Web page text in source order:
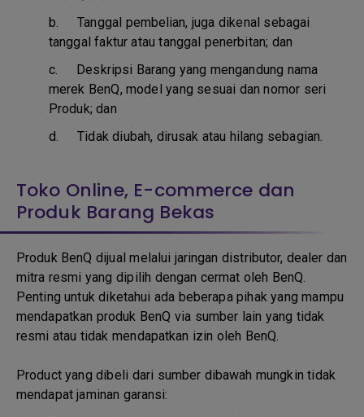
b. Tanggal pembelian, juga dikenal sebagai
tanggal faktur atau tanggal penerbitan; dan
c. Deskripsi Barang yang mengandung nama
merek BenQ, model yang sesuai dan nomor seri
Produk; dan
d.Tidak diubah, dirusak atau hilang sebagian.
Toko Online, E-commerce dan
Produk Barang Bekas
Produk BenQ dijual melalui jaringan distributor, dealer dan
mitra resmi yang dipilih dengan cermat oleh BenQ.
Penting untuk diketahui ada beberapa pihak yang mampu
mendapatkan produk BenQ via sumber lain yang tidak
resmi atau tidak mendapatkan izin oleh BenQ.
Product yang dibeli dari sumber dibawah mungkin tidak
mendapat jaminan garansi: